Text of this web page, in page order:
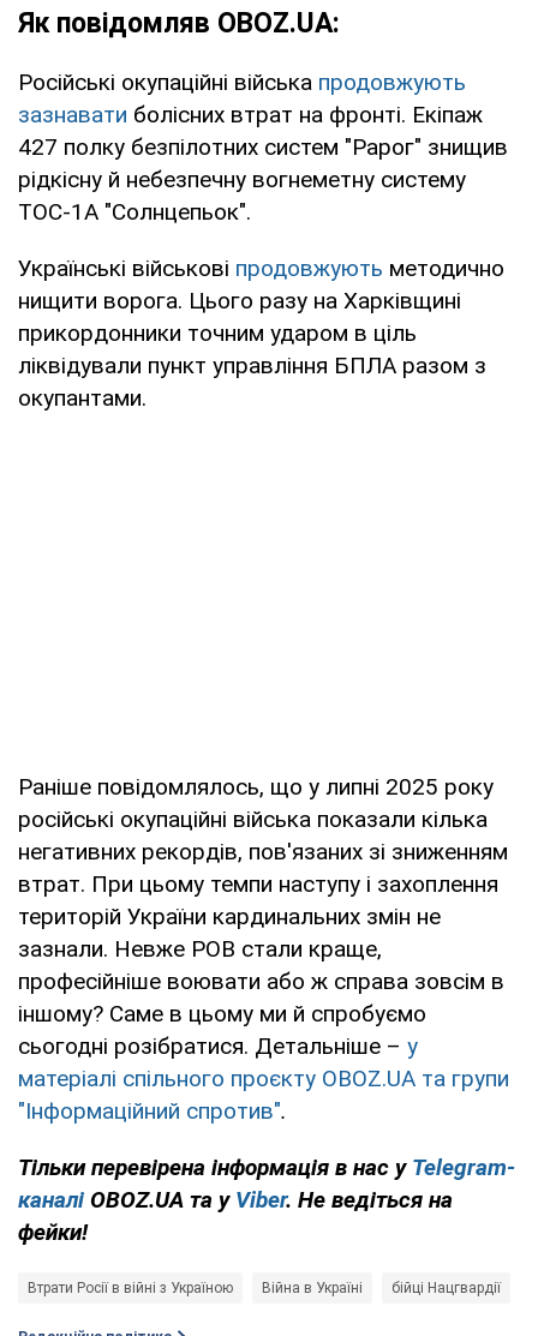
Як повідомляв OBOZ.UA:
Російські окупаційні війська продовжують
зазнавати болісних втрат на фронті. Екіпаж
427 полку безпілотних систем "Рарог" знищив
рідкісну й небезпечну вогнеметну систему
ТОС-1А "Солнцепьок".
Українські військові продовжують методично
нищити ворога. Цього разу на Харківщині
прикордонники точним ударом в ціль
ліквідували пункт управління БПЛА разом з
окупантами.
Раніше повідомлялось, що у липні 2025 року
російські окупаційні війська показали кілька
негативних рекордів, пов'язаних зі зниженням
втрат. При цьому темпи наступу і захоплення
територій України кардинальних змін не
зазнали. Невже РОВ стали краще,
професійніше воювати або ж справа зовсім в
іншому? Саме в цьому ми й спробуємо
сьогодні розібратися. Детальніше – у
матеріалі спільного проєкту OBOZ.UA та групи
"Інформаційний спротив".
Тільки перевірена інформація в нас у Telegram-
каналі OBOZ.UA та у Viber. Не ведіться на
фейки!
Втрати Росії в війні з Україною Війна в Україні бійці Нацгвардії